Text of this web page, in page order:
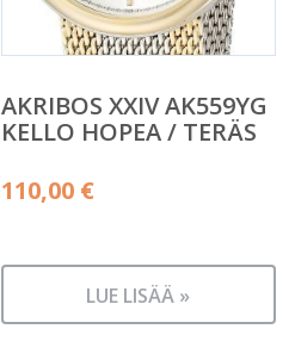
AKRIBOS XXIV AK559YG
KELLO HOPEA / TERÄS
110,00 €
LUE LISÄÄ »